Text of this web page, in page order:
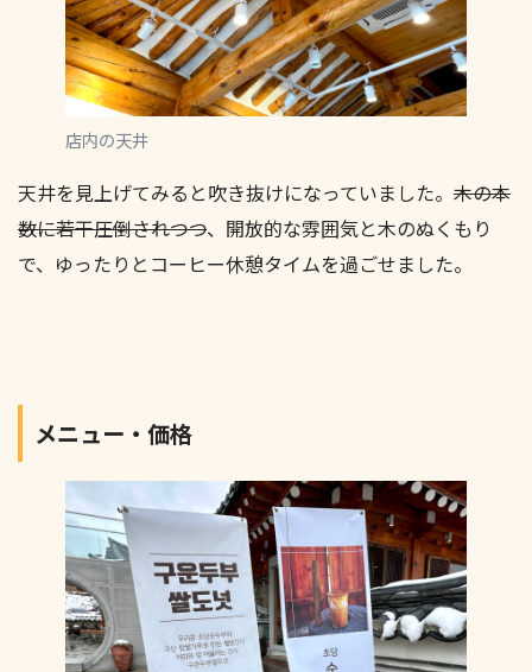
店内の天井
天井を見上げてみると吹き抜けになっていました。 木の本
数に若干圧倒されつつ、開放的な雰囲気と木のぬくもり
で、ゆったりとコーヒー休憩タイムを過ごせました。
メニュー・価格